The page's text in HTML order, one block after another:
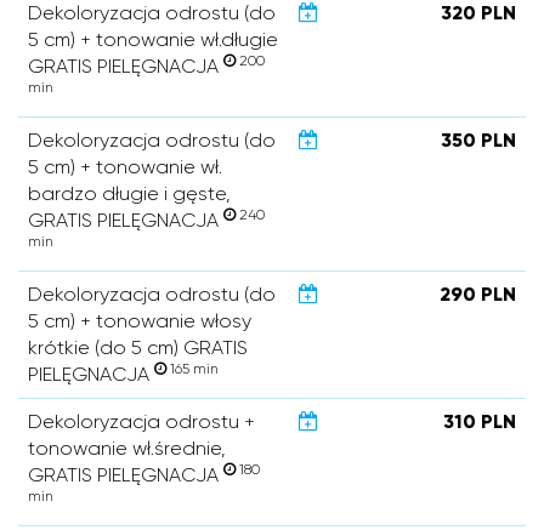
Dekoloryzacja odrostu (do
5 cm) + tonowanie wł.długie
GRATIS PIELĘGNACJA
200
min
320 PLN
Dekoloryzacja odrostu (do
5 cm) + tonowanie wł.
bardzo długie i gęste,
GRATIS PIELĘGNACJA
240
min
350 PLN
Dekoloryzacja odrostu (do
5 cm) + tonowanie włosy
krótkie (do 5 cm) GRATIS
PIELĘGNACJA
165 min
290 PLN
Dekoloryzacja odrostu +
tonowanie wł.średnie,
GRATIS PIELĘGNACJA
180
min
310 PLN